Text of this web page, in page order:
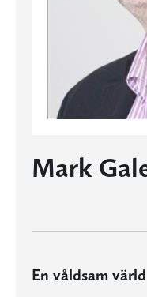
Mark
En våldsam värld